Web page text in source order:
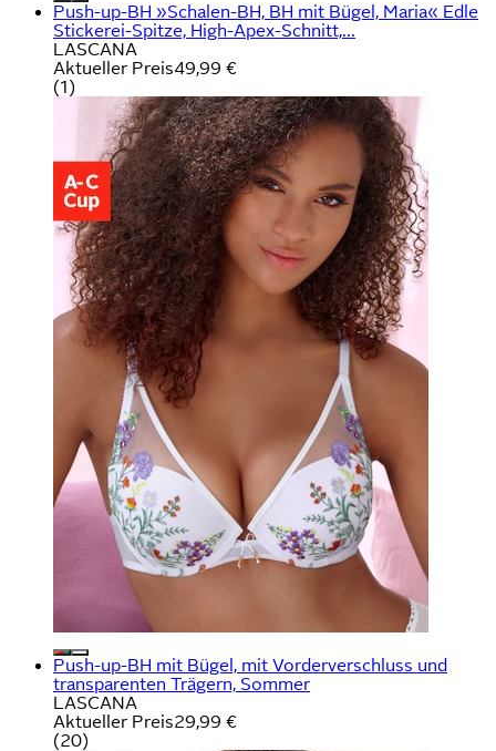
Push-up-BH »Schalen-BH, BH mit Bügel, Maria« Edle
Stickerei-Spitze, High-Apex-Schnitt,...
LASCANA
Aktueller Preis49,99 €
(1)
Push-up-BH mit Bügel, mit Vorderverschluss und
transparenten Trägern, Sommer
LASCANA
Aktueller Preis29,99 €
(20)